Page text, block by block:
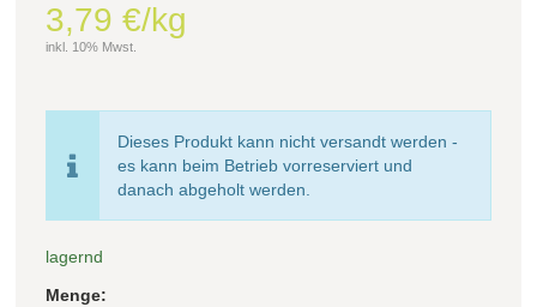
3,79 €/kg
inkl. 10% Mwst.
Dieses Produkt kann nicht versandt werden -
es kann beim Betrieb vorreserviert und
danach abgeholt werden.
lagernd
Menge: